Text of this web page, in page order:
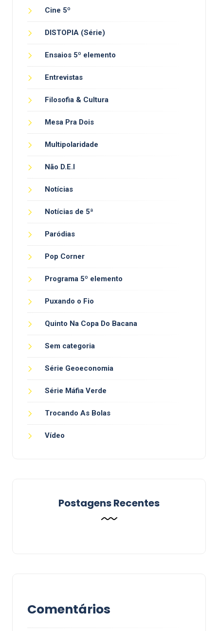
Cine 5º
DISTOPIA (Série)
Ensaios 5º elemento
Entrevistas
Filosofia & Cultura
Mesa Pra Dois
Multipolaridade
Não D.E.I
Notícias
Notícias de 5ª
Paródias
Pop Corner
Programa 5º elemento
Puxando o Fio
Quinto Na Copa Do Bacana
Sem categoria
Série Geoeconomia
Série Máfia Verde
Trocando As Bolas
Vídeo
Postagens Recentes
Comentários